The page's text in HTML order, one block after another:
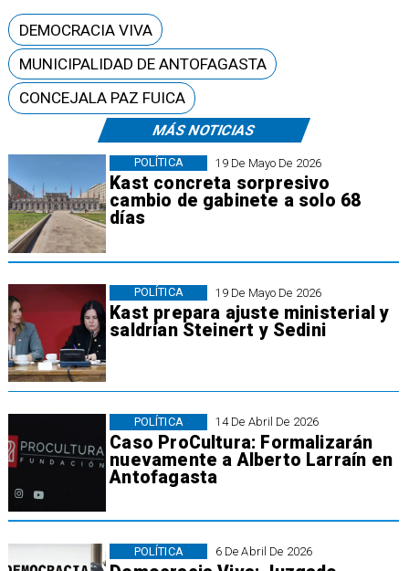
MÁS NOTICIAS
19 De Mayo De 2026
Kast concreta sorpresivo
cambio de gabinete a solo 68
días
POLÍTICA
19 De Mayo De 2026
Kast prepara ajuste ministerial y
saldrían Steinert y Sedini
POLÍTICA
14 De Abril De 2026
​Caso ProCultura: Formalizarán
nuevamente a Alberto Larraín en
Antofagasta
POLÍTICA
6 De Abril De 2026
POLÍTICA
DEMOCRACIA VIVA
MUNICIPALIDAD DE ANTOFAGASTA
CONCEJALA PAZ FUICA